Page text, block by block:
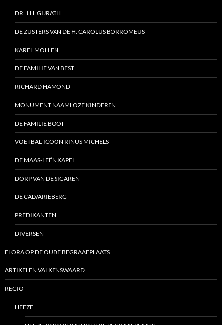
DR. J.H. GIJRATH
DE ZUSTERS VAN DE H. CAROLUS BORROMEUS
KAREL MOLLEN
DE FAMILIE VAN BEST
RICHARD HAMOND
MONUMENT NAAMLOZE KINDEREN
DE FAMILIE BOOT
VOETBAL-ICOON RINUS MICHELS
DE MAAS-LEËN KAPEL
DORP VAN DE SIGAREN
DE CALVARIEBERG
PREDIKANTEN
DIVERSEN
FLORA OP DE OUDE BEGRAAFPLAATS
ARTIKELEN VALKENSWAARD
REGIO
HEEZE